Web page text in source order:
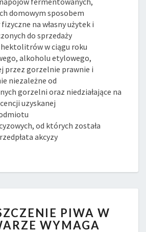
domowym sposobem
na własny użytek i
do sprzedaży
w ciągu roku
alkoholu etylowego,
przez gorzelnie prawnie i
niezależne od
gorzelni oraz niedziałające na
uzyskanej
od których została
akcyzy
NISZCZENIE
PIWA
PIWA W
WYMAGA